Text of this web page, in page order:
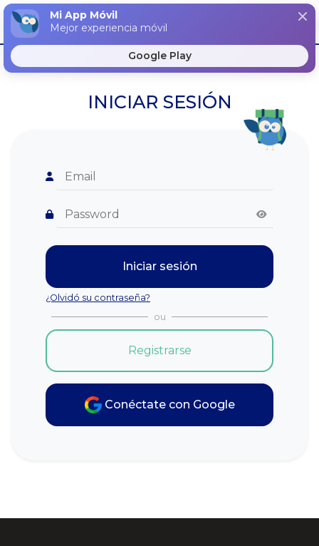
INICIAR SESIÓN
Iniciar sesión
¿Olvidó su contraseña?
ou
Registrarse
Conéctate con Google
Mi App Móvil
Mejor experiencia móvil
Google Play